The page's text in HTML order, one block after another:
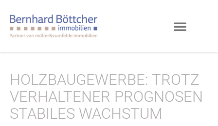
HOLZBAUGEWERBE: TROTZ
VERHALTENER PROGNOSEN
STABILES WACHSTUM